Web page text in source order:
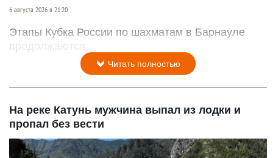
6 августа 2026 в 21:20
Этапы Кубка России по шахматам в Барнауле
продолжаются.
Читать полностью
На реке Катунь мужчина выпал из лодки и
пропал без вести